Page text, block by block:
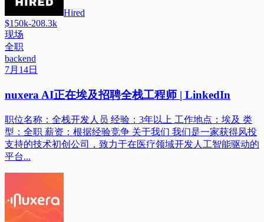
Hired
$150k-208.3k
现场
全职
backend
7月14日
nuxera AI正在埃及招聘全栈工程师 | LinkedIn
职位名称：全栈开发人员 经验：3年以上 工作地点：埃及 类
型：全职 薪资：根据经验竞争 关于我们 我们是一家获得风投
支持的技术初创公司，致力于在医疗领域开发人工智能驱动的
平台...